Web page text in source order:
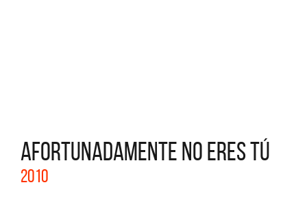
AFORTUNADAMENTE NO ERES TÚ
2010